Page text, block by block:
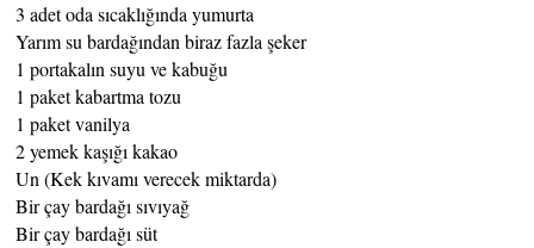
3 adet oda sıcaklığında yumurta
Yarım su bardağından biraz fazla şeker
1 portakalın suyu ve kabuğu
1 paket kabartma tozu
1 paket vanilya
2 yemek kaşığı kakao
Un (Kek kıvamı verecek miktarda)
Bir çay bardağı sıvıyağ
Bir çay bardağı süt